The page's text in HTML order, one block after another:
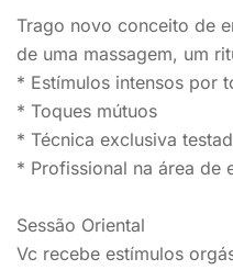
Trago novo conceito de
de uma massagem, um
* Estímulos intensos por
* Toques mútuos
* Técnica exclusiva
* Profissional na área de
Sessão Oriental
Vc recebe estímulos